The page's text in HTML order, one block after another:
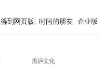
得到网页版 时间的朋友 企业版
湛庐文化